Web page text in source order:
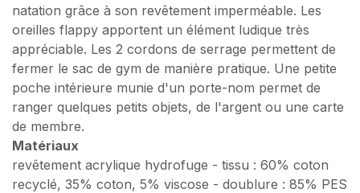
natation grâce à son revêtement imperméable. Les
oreilles flappy apportent un élément ludique très
appréciable. Les 2 cordons de serrage permettent de
fermer le sac de gym de manière pratique. Une petite
poche intérieure munie d'un porte-nom permet de
ranger quelques petits objets, de l'argent ou une carte
de membre.
Matériaux
revêtement acrylique hydrofuge - tissu : 60% coton
recyclé, 35% coton, 5% viscose - doublure : 85% PES